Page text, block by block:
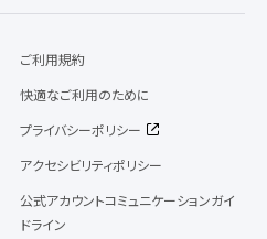
ご利用規約
快適なご利用のために
プライバシーポリシー
アクセシビリティポリシー
公式アカウントコミュニケーションガイ
ドライン